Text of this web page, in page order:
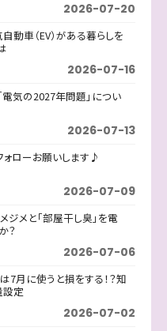
2026-07-20
動車（EV）がある暮らしを
2026-07-16
気の2027年問題」につい
2026-07-13
ローお願いします♪
2026-07-09
メと「部屋干し臭」を電
？
2026-07-06
7月に使うと損をする！？知
設定
2026-07-02